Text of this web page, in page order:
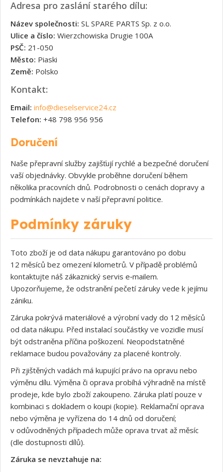
Adresa pro zaslání starého dílu:
Název společnosti: SL SPARE PARTS Sp. z o.o.
Ulice a číslo: Wierzchowiska Drugie 100A
PSČ: 21-050
Město: Piaski
Země: Polsko
Kontakt:
Email: info@dieselservice24.cz
Telefon: +48 798 956 956
Doručení
Naše přepravní služby zajišťují rychlé a bezpečné doručení
vaší objednávky. Obvykle proběhne doručení během
několika pracovních dnů. Podrobnosti o cenách dopravy a
podmínkách najdete v naší přepravní politice.
Podmínky záruky
Toto zboží je od data nákupu garantováno po dobu
12 měsíců bez omezení kilometrů. V případě problémů
kontaktujte náš zákaznický servis e‑mailem.
Upozorňujeme, že odstranění pečetí záruky vede k jejímu
zániku.
Záruka pokrývá materiálové a výrobní vady do 12 měsíců
od data nákupu. Před instalací součástky ve vozidle musí
být odstraněna příčina poškození. Neopodstatněné
reklamace budou považovány za placené kontroly.
Při zjištěných vadách má kupující právo na opravu nebo
výměnu dílu. Výměna či oprava probíhá výhradně na místě
prodeje, kde bylo zboží zakoupeno. Záruka platí pouze v
kombinaci s dokladem o koupi (kopie). Reklamační oprava
nebo výměna je vyřízena do 14 dnů od doručení;
v odůvodněných případech může oprava trvat až měsíc
(dle dostupnosti dílů).
Záruka se nevztahuje na: